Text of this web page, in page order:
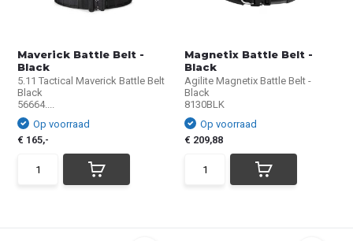
Maverick Battle Belt -
Black
5.11 Tactical Maverick Battle Belt
Black
56664....
Op voorraad
€ 165,-
Magnetix Battle Belt -
Black
Agilite Magnetix Battle Belt -
Black
8130BLK
Op voorraad
€ 209,88